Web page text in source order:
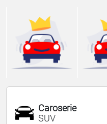
Caroserie
SUV